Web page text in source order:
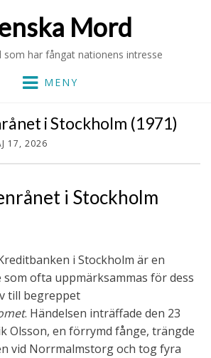
Mord
har fångat nationens intresse
MENY
i Stockholm (1971)
17, 2026
i Stockholm
i Stockholm är en
ofta uppmärksammas för dess
till begreppet
. Händelsen inträffade den 23
Olsson, en förrymd fånge, trängde
vid Norrmalmstorg och tog fyra